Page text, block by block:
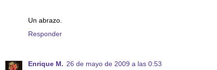
Un abrazo.
Responder
Enrique M. 26 de mayo de 2009 a las 0:53